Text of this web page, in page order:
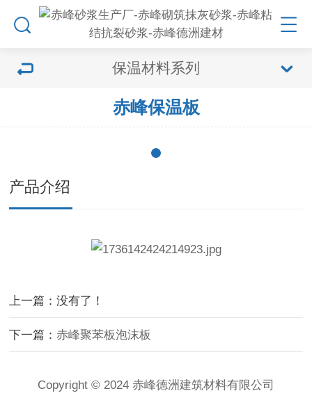
保温材料系列
赤峰保温板
产品介绍
上一篇：没有了！
下一篇：赤峰聚苯板泡沫板
Copyright © 2024 赤峰德洲建筑材料有限公司